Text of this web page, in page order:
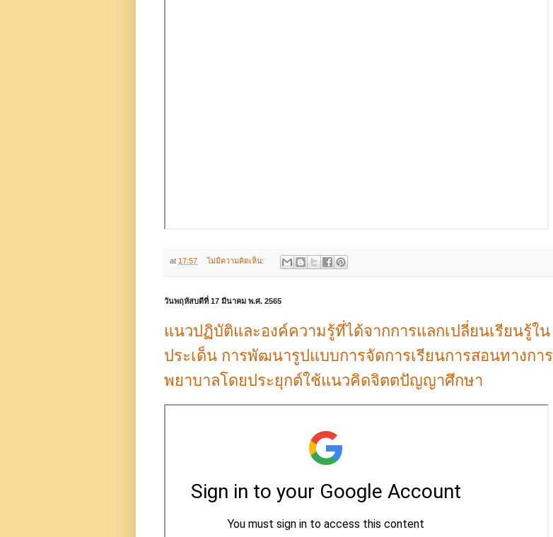
at 17:57 ไม่มีความคิดเห็น:
วันพฤหัสบดีที่ 17 มีนาคม พ.ศ. 2565
แนวปฏิบัติและองค์ความรู้ที่ได้จากการแลกเปลี่ยนเรียนรู้ใน
ประเด็น การพัฒนารูปแบบการจัดการเรียนการสอนทางการ
พยาบาลโดยประยุกต์ใช้แนวคิดจิตตปัญญาศึกษา